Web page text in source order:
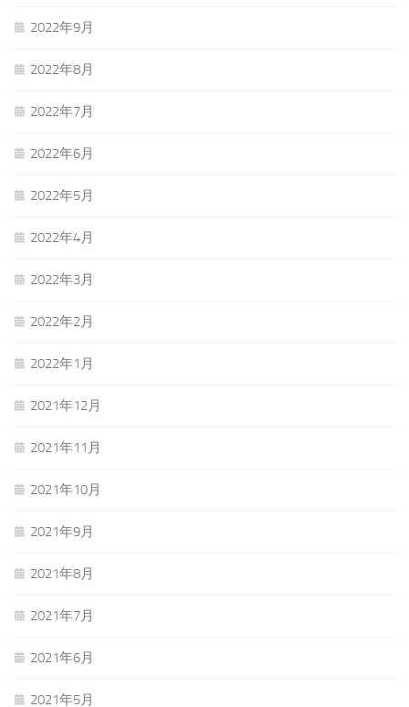
2022年9月
2022年8月
2022年7月
2022年6月
2022年5月
2022年4月
2022年3月
2022年2月
2022年1月
2021年12月
2021年11月
2021年10月
2021年9月
2021年8月
2021年7月
2021年6月
2021年5月